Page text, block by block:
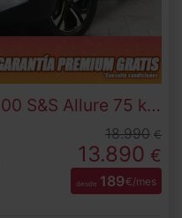
PureTech 100 S&S Allure 75 kW (100 CV)
18.990 €
13.890 €
desde 189€/mes